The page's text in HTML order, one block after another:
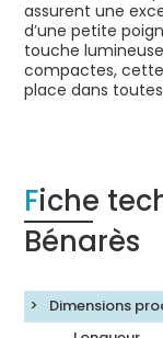
assurent une
d’une petite
touche
compactes,
place dans
Fiche technique | Chevet
Bénarès
Dimensions